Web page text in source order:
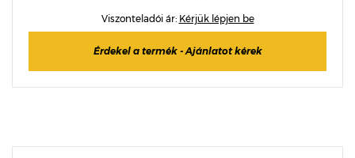
Viszonteladói ár: Kérjük lépjen be
Érdekel a termék - Ajánlatot kérek